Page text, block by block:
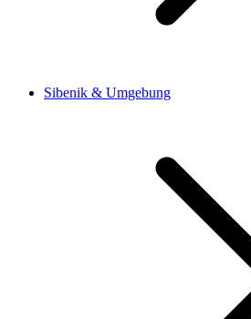
Sibenik & Umgebung